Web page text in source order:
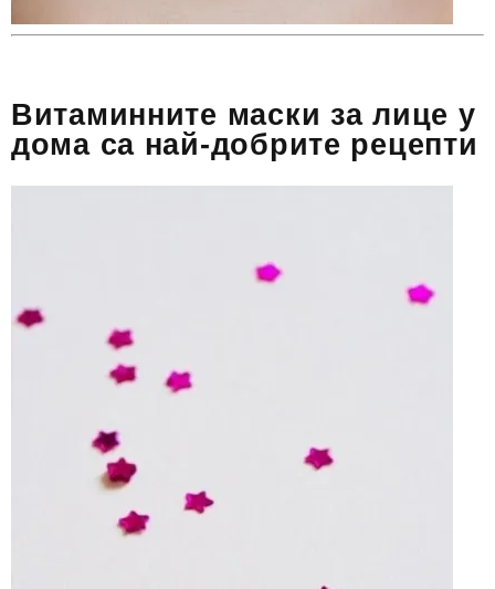
Витаминните маски за лице у
дома са най-добрите рецепти